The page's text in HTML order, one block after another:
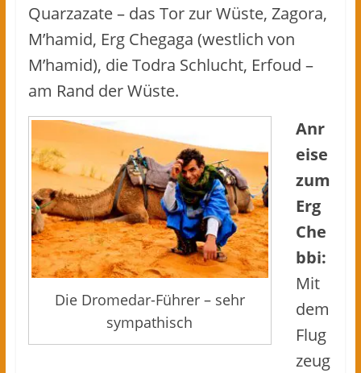
Quarzazate – das Tor zur Wüste, Zagora,
M’hamid, Erg Chegaga (westlich von
M’hamid), die Todra Schlucht, Erfoud –
am Rand der Wüste.
Die Dromedar-Führer – sehr
sympathisch
Anr
eise
zum
Erg
Che
bbi:
Mit
dem
Flug
zeug